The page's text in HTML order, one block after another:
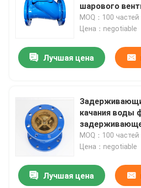
шарового
HQ41X
MOQ：100 частей
Цена：negotiable
Лучшая цена
качания воды
PN10 DN300
шумоглушителя
MOQ：100 частей
Цена：negotiable
Лучшая цена